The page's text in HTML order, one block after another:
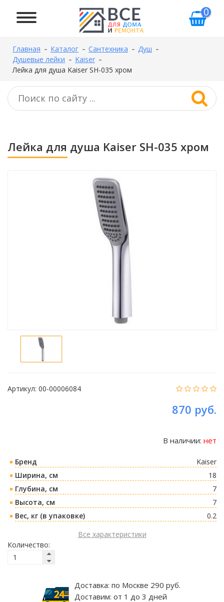
0
Главная Каталог Сантехника
Душ
Душевые лейки
Kaiser
Лейка для душа Kaiser SH-035 хром
Лейка для душа Kaiser SH-035 хром
Артикул: 00-00006084
870 руб.
В наличии: нет
Бренд
Kaiser
Ширина, см
18
Глубина, см
7
Высота, см
7
Вес, кг (в упаковке)
0.2
Все характеристики
Количество:
Доставка: по Москве 290 руб.
Доставим: от 1 до 3 дней